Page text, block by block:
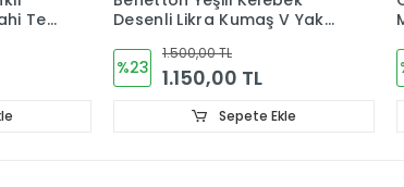
Tek
Desenli Likra Kumaş V Yaka
%23
1.500,00 TL
1.150,00 TL
Sepete Ekle